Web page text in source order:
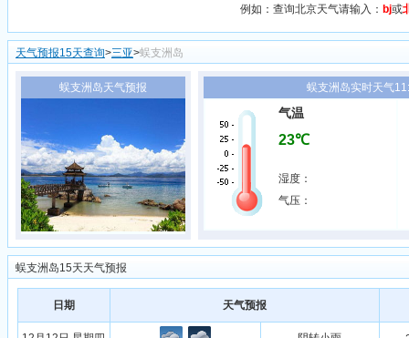
例如：查询北京天气请输入： bj或
天气预报15天查询>三亚>蜈支洲岛
蜈支洲岛天气预报 蜈支洲岛实时天气
气温
23℃
湿度：
气压：
蜈支洲岛15天天气预报
日期 天气预报